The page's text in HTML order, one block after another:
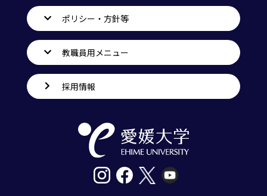
ポリシー・方針等
教職員用メニュー
採用情報